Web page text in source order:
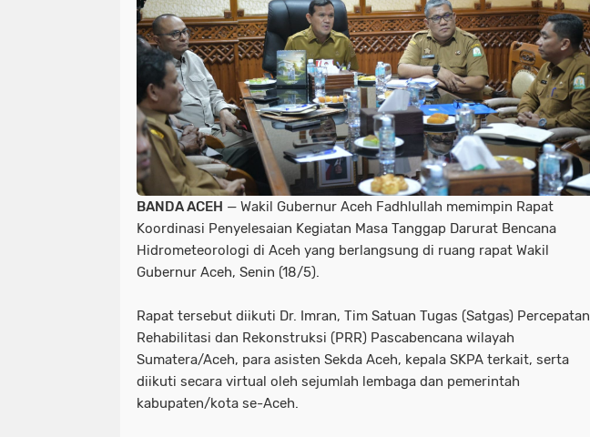
‎BANDA ACEH — Wakil Gubernur Aceh Fadhlullah memimpin Rapat
Koordinasi Penyelesaian Kegiatan Masa Tanggap Darurat Bencana
Hidrometeorologi di Aceh yang berlangsung di ruang rapat Wakil
Gubernur Aceh, Senin (18/5).
‎Rapat tersebut diikuti Dr. Imran, Tim Satuan Tugas (Satgas) Percepatan
Rehabilitasi dan Rekonstruksi (PRR) Pascabencana wilayah
Sumatera/Aceh, para asisten Sekda Aceh, kepala SKPA terkait, serta
diikuti secara virtual oleh sejumlah lembaga dan pemerintah
kabupaten/kota se-Aceh.